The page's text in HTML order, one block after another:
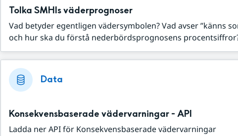
Tolka SMHIs väderprognoser
Vad betyder egentligen vädersymbolen? Vad avser ”känns
och hur ska du förstå nederbördsprognosens
Data
Konsekvensbaserade vädervarningar - API
Ladda ner API för Konsekvensbaserade vädervarningar